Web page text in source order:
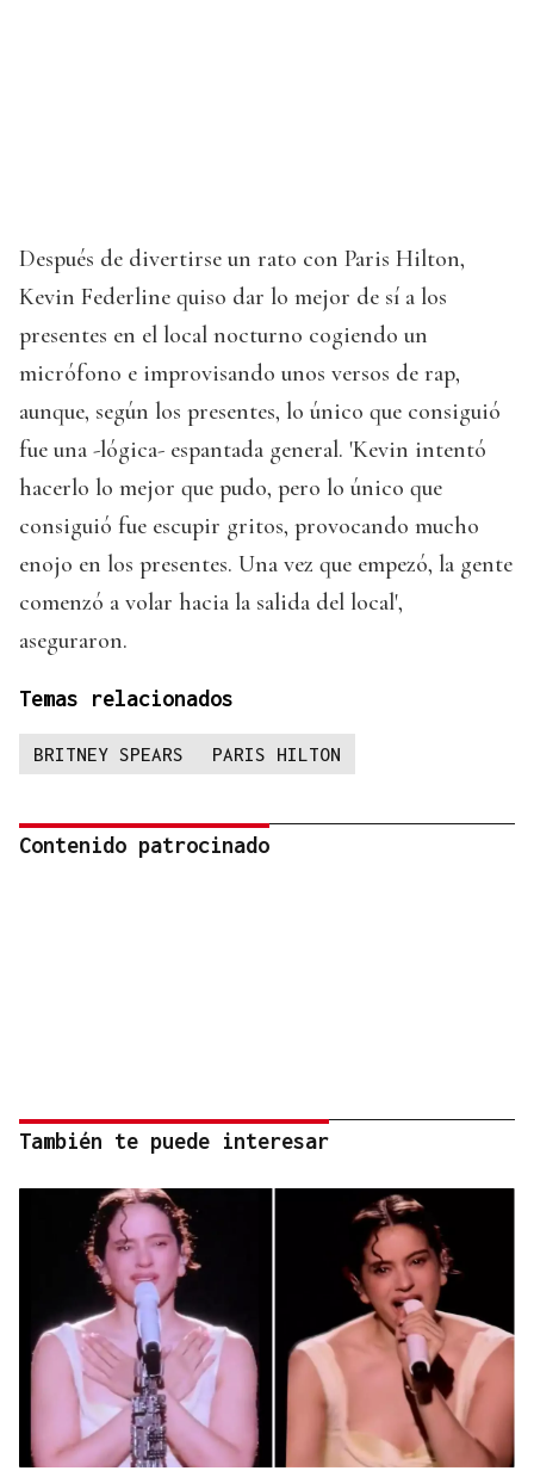
Después de divertirse un rato con Paris Hilton,
Kevin Federline quiso dar lo mejor de sí a los
presentes en el local nocturno cogiendo un
micrófono e improvisando unos versos de rap,
aunque, según los presentes, lo único que consiguió
fue una -lógica- espantada general. 'Kevin intentó
hacerlo lo mejor que pudo, pero lo único que
consiguió fue escupir gritos, provocando mucho
enojo en los presentes. Una vez que empezó, la gente
comenzó a volar hacia la salida del local',
aseguraron.
Temas relacionados
BRITNEY SPEARS PARIS HILTON
Contenido patrocinado
También te puede interesar